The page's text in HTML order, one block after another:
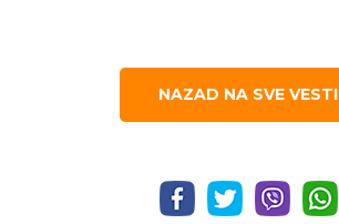
NAZAD NA SVE VESTI